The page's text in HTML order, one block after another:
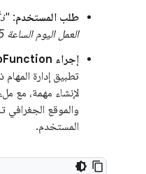
طلب المستخدم: "
العمل اليوم الساعة 5 مساءً
إجراء AppFunction
تطبيق إدارة
لإنشاء مهمة، مع
والموقع الجغرافي
المستخدم.